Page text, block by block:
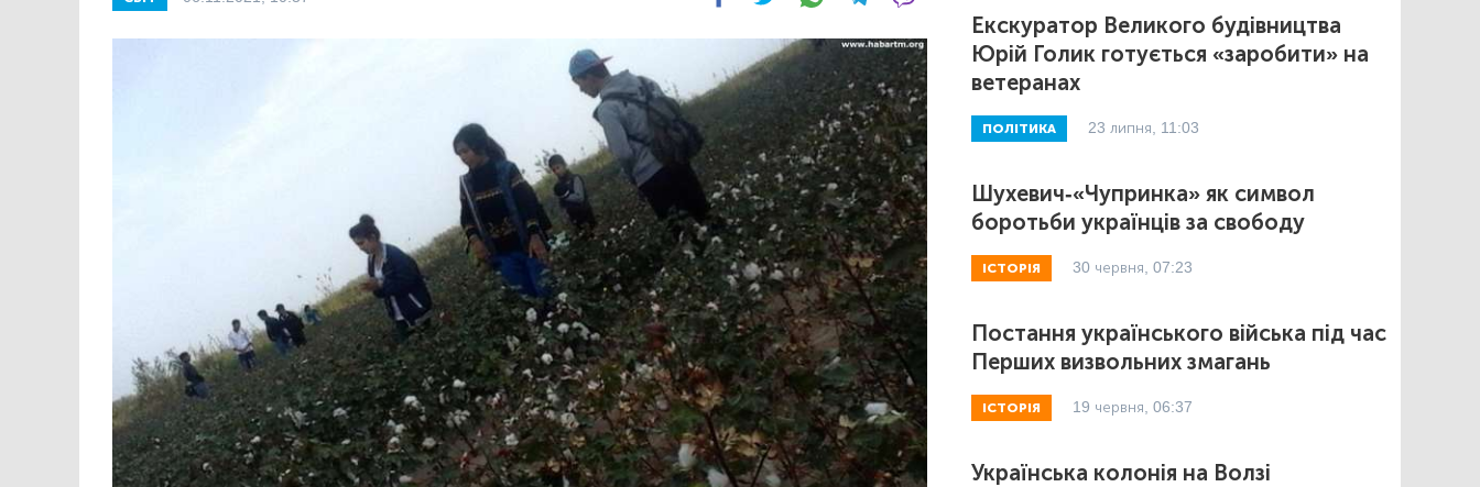
Екскуратор Великого будівництва
Юрій Голик готується «заробити» на
ветеранах
ПОЛІТИКА 23 липня, 11:03
Шухевич-«Чупринка» як символ
боротьби українців за свободу
ІСТОРІЯ 30 червня, 07:23
Постання українського війська під час
Перших визвольних змагань
ІСТОРІЯ 19 червня, 06:37
Українська колонія на Волзі